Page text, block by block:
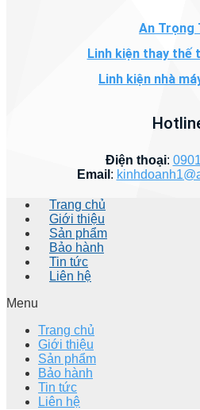
An Trọng
Linh kiện thay thế
Linh kiện nhà
Điện thoại:
Email :
Trang chủ
Giới thiệu
Sản phẩm
Bảo hành
Tin tức
Liên hệ
Menu
Trang chủ
Giới thiệu
Sản phẩm
Bảo hành
Tin tức
Liên hệ